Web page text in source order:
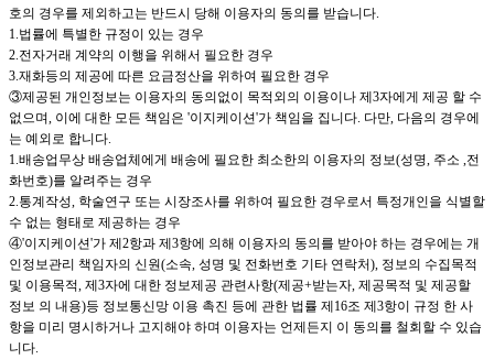
호의 경우를 제외하고는 반드시 당해 이용자의 동의를 받습니다
1. 법률에 특별한 규정이 있는 경우
2. 전자거래 계약의 이행을 위해서 필요한 경우
3. 재화등의 제공에 따른 요금정산을 위하여 필요한 경우
③제공된 개인정보는 이용자의 동의없이 목적외의 이용이나 제3자에게 제공 할 수
없으며 이에 대한 모든 책임은 '이지케이션'가 책임을 집니다 다만 다음의 경우에
는 예외로 합니다
1. 배송업무상 배송업체에게 배송에 필요한 최소한의 이용자의 정보(성명 주소 전
화번호)를 알려주는 경우
2. 통계작성 학술연구 또는 시장조사를 위하여 필요한 경우로서 특정개인을 식별할
수 없는 형태로 제공하는 경우
④'이지케이션'가 제2항과 제3항에 의해 이용자의 동의를 받아야 하는 경우에는 개
인정보관리 책임자의 신원(소속 성명 및 전화번호 기타 연락처), 정보의 수집목적
및 이용목적 제3자에 대한 정보제공 관련사항(제공+받는자 제공목적 및 제공할
정보 의 내용)등 정보통신망 이용 촉진 등에 관한 법률 제16조 제3항이 규정 한 사
항을 미리 명시하거나 고지해야 하며 이용자는 언제든지 이 동의를 철회할 수 있습
니다